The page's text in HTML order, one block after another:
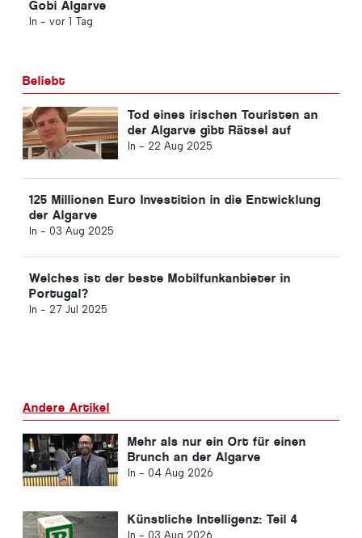
Gobi Algarve
In - vor 1 Tag
Beliebt
Tod eines irischen Touristen an
der Algarve gibt Rätsel auf
In - 22 Aug 2025
125 Millionen Euro Investition in die Entwicklung
der Algarve
In - 03 Aug 2025
Welches ist der beste Mobilfunkanbieter in
Portugal?
In - 27 Jul 2025
Andere Artikel
Mehr als nur ein Ort für einen
Brunch an der Algarve
In - 04 Aug 2026
Künstliche Intelligenz: Teil 4
In - 03 Aug 2026